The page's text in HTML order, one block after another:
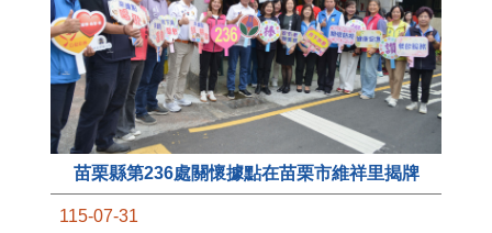
苗栗縣第236處關懷據點在苗栗市維祥里揭牌
115-07-31